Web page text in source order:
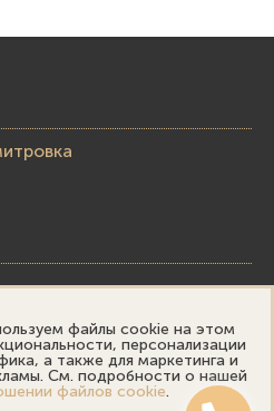
файлы cookie на этом
персонализации
а также для маркетинга и
См. подробности о нашей
файлов cookie.